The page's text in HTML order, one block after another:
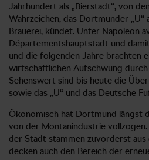
Jahrhundert als „Bierstadt“, von
Wahrzeichen, das Dortmunder
Brauerei, kündet. Unter Napoleon
Départementshauptstadt und
und die folgenden Jahre brachten
wirtschaftlichen Aufschwung durch
Sehenswert sind bis heute die
sowie das „U“ und das Deutsche
Ökonomisch hat Dortmund längst
von der Montanindustrie
der Stadt stammen zuvorderst aus
decken auch den Bereich der